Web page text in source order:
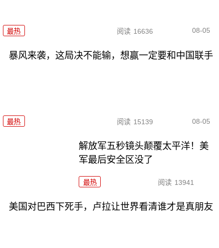
最热 阅读 16636 08-05
暴风来袭，这局决不能输，想赢一定要和中国联手
最热 阅读 15139 08-05
解放军五秒镜头颠覆太平洋！美
军最后安全区没了
最热 阅读 13941
美国对巴西下死手，卢拉让世界看清谁才是真朋友